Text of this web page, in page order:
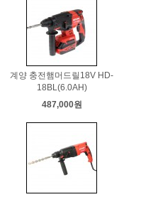
계양 충전햄머드릴18V HD-
18BL(6.0AH)
487,000원